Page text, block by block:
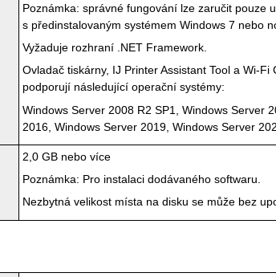
Poznámka: správné fungování lze zaručit pouze
s předinstalovaným systémemWindows 7 nebo
Vyžaduje rozhraní .NET Framework
Ovladač tiskárny, IJ Printer Assistant Tool aWi-Fi
podporují následující operační systémy:
Windows Server 2008 R2 SP1
,Windows Server
2016 ,Windows Server 2019 ,Windows Server
2,0 GB nebo více
Poznámka: Pro instalaci dodávaného softwaru.
Nezbytná velikost místa na disku se může bez